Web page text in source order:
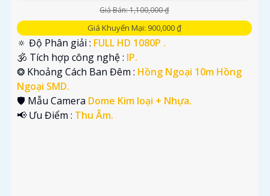
Giá Bán: 1,100,000 ₫
Giá Khuyến Mại: 900,000 ₫
🔅 Độ Phân giải : FULL HD 1080P .
🕉️ Tích hợp công nghệ : IP.
❂ Khoảng Cách Ban Đêm : Hồng Ngoại 10m Hồng
Ngoại SMD.
🛡 Mẫu Camera Dome Kim loại + Nhựa.
️📢 Ưu Điểm : Thu Âm.